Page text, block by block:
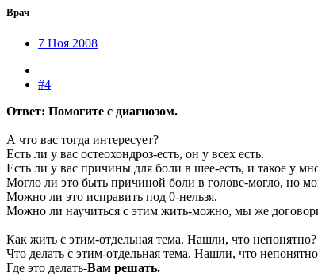
Врач
7 Ноя 2008
#4
Ответ: Помогите с диагнозом.
А что вас тогда интересует?
Есть ли у вас остеохондроз-есть, он у всех есть.
Есть ли у вас причины для боли в шее-есть, и такое у
Могло ли это быть причиной боли в голове-могло, но
Можно ли это исправить под 0-нельзя.
Можно ли научиться с этим жить-можно, мы же
Как жить с этим-отдельная тема. Нашли, что непонятно?
Что делать с этим-отдельная тема. Нашли, что
Где это делать-Вам решать.